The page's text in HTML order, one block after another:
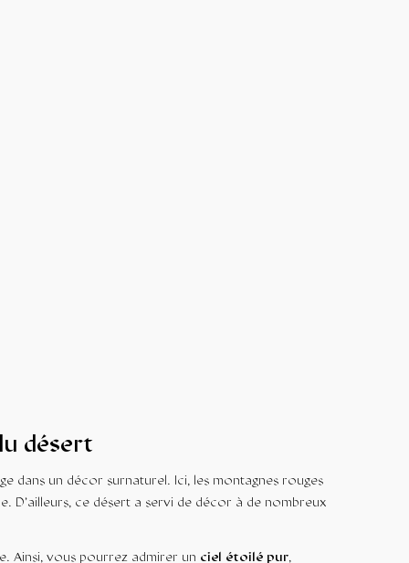
désert
dans un décor surnaturel. Ici, les montagnes rouges
D’ailleurs, ce désert a servi de décor à de nombreux
Ainsi, vous pourrez admirer un ciel étoilé pur,